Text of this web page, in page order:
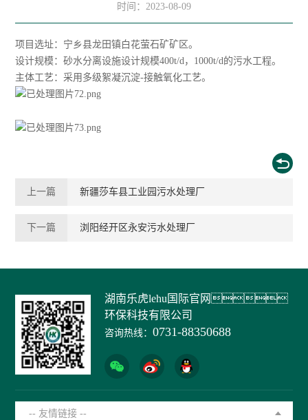
时间：2023-08-09
项目选址：宁乡县龙田镇白花萤石矿矿区。
设计规模：砂水分离设施设计规模400t/d，1000t/d的污水工程。
主体工艺：采用多级絮凝沉淀-接触氧化工艺。
上一篇 新疆莎车县工业园污水处理厂
下一篇 浏阳经开区永安污水处理厂
湖南乐虎lehu国际官网
环保科技有限公司
咨询热线：0731-88350688
-- 友情链接 --